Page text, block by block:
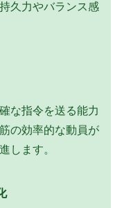
久力やバランス感
な指令を送る能力
の効率的な動員が
します。